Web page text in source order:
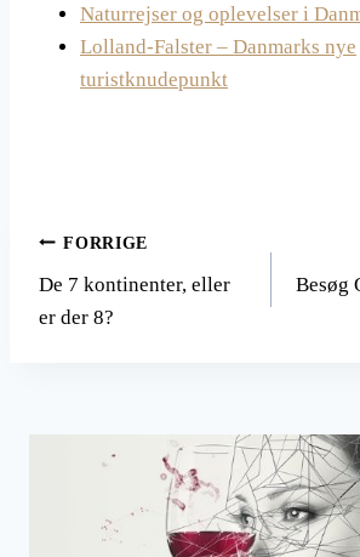
Naturrejser og oplevelser i
Lolland-Falster – Danmarks nye
turistknudepunkt
Indlægsnavigation
FORRIGE
De 7 kontinenter, eller
er der 8?
Besøg